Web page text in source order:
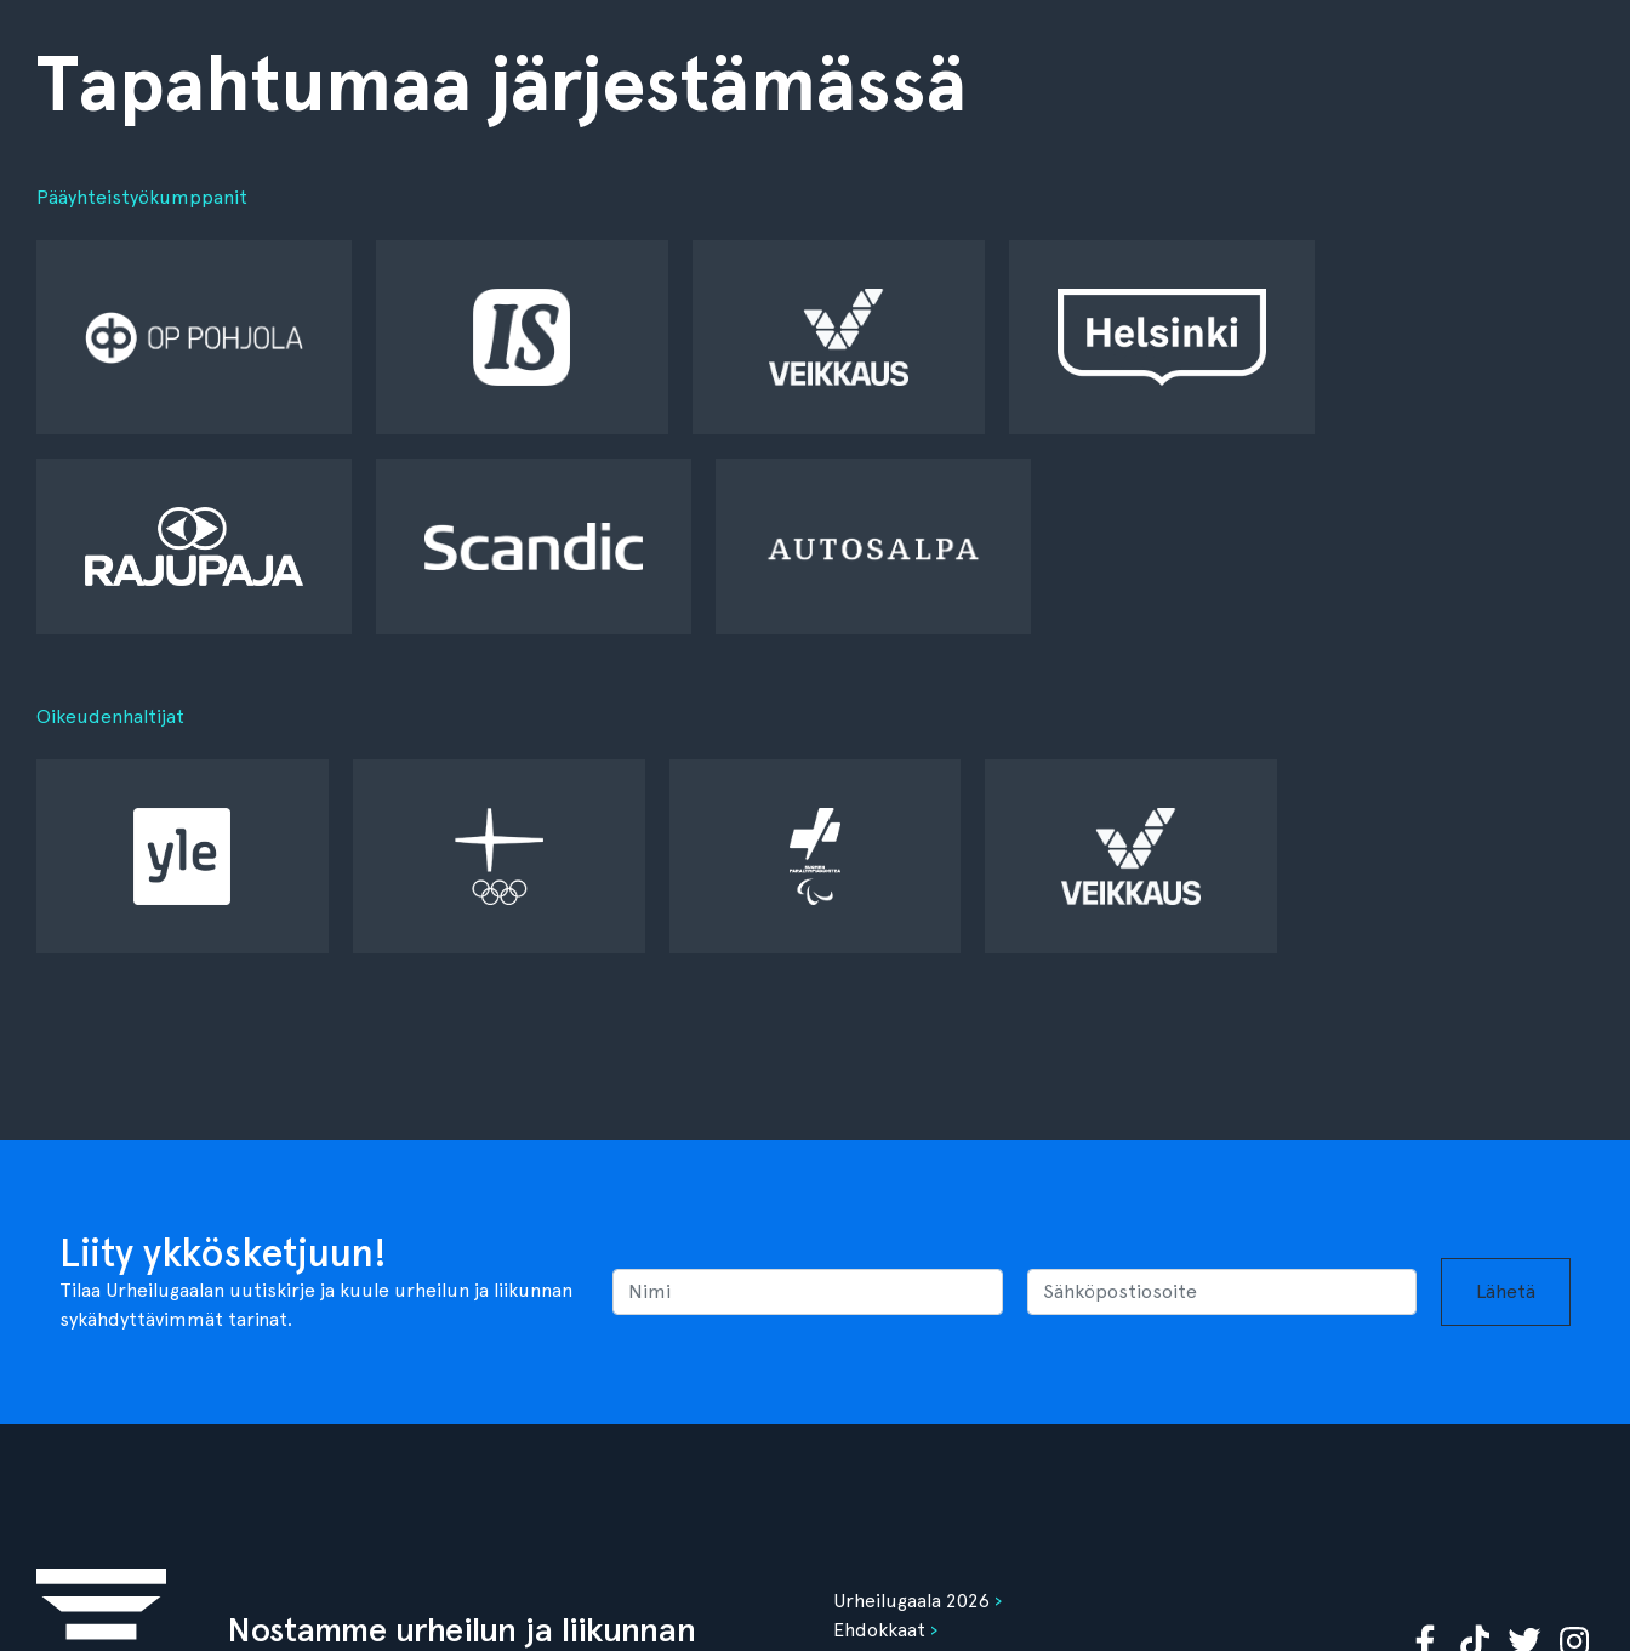
Tapahtumaa järjestämässä
Pääyhteistyökumppanit
Oikeudenhaltijat
Liity ykkösketjuun!
Tilaa Urheilugaalan uutiskirje ja kuule urheilun ja liikunnan
sykähdyttävimmät tarinat.
Lähetä
Nostamme urheilun ja liikunnan
Urheilugaala 2026
Ehdokkaat